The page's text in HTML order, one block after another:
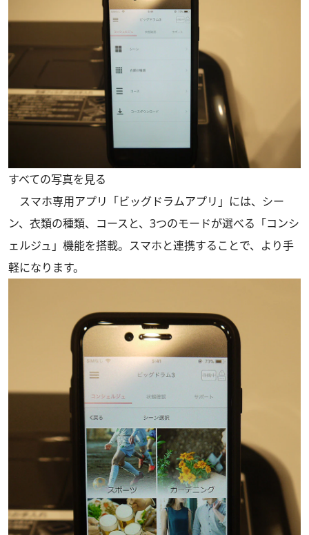
すべての写真を見る
スマホ専用アプリ「ビッグドラムアプリ」には、シー
ン、衣類の種類、コースと、3つのモードが選べる「コンシ
ェルジュ」機能を搭載。スマホと連携することで、より手
軽になります。